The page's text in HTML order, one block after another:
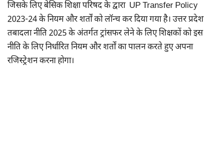
जिसके लिए बेसिक शिक्षा परिषद के द्वारा UP Transfer Policy
2023-24 के नियम और शर्तों को लॉन्च कर दिया गया है। उत्तर प्रदेश
तबादला नीति 2025 के अंतर्गत ट्रांसफर लेने के लिए शिक्षकों को इस
नीति के लिए निर्धारित नियम और शर्तों का पालन करते हुए अपना
रजिस्ट्रेशन करना होगा।